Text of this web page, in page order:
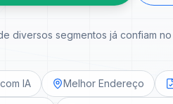
diversos segmentos já confiam no
IA Melhor Endereço